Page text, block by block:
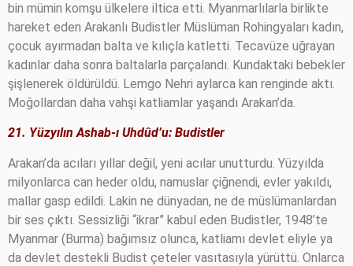
bin mümin komşu ülkelere iltica etti. Myanmarlılarla birlikte
hareket eden Arakanlı Budistler Müslüman Rohingyaları kadın,
çocuk ayırmadan balta ve kılıçla katletti. Tecavüze uğrayan
kadınlar daha sonra baltalarla parçalandı. Kundaktaki bebekler
şişlenerek öldürüldü. Lemgo Nehri aylarca kan renginde aktı.
Moğollardan daha vahşi katliamlar yaşandı Arakan’da.
21. Yüzyılın Ashab-ı Uhdûd’u: Budistler
Arakan’da acıları yıllar değil, yeni acılar unutturdu. Yüzyılda
milyonlarca can heder oldu, namuslar çiğnendi, evler yakıldı,
mallar gasp edildi. Lakin ne dünyadan, ne de müslümanlardan
bir ses çıktı. Sessizliği “ikrar” kabul eden Budistler, 1948’te
Myanmar (Burma) bağımsız olunca, katliamı devlet eliyle ya
da devlet destekli Budist çeteler vasıtasıyla yürüttü. Onlarca